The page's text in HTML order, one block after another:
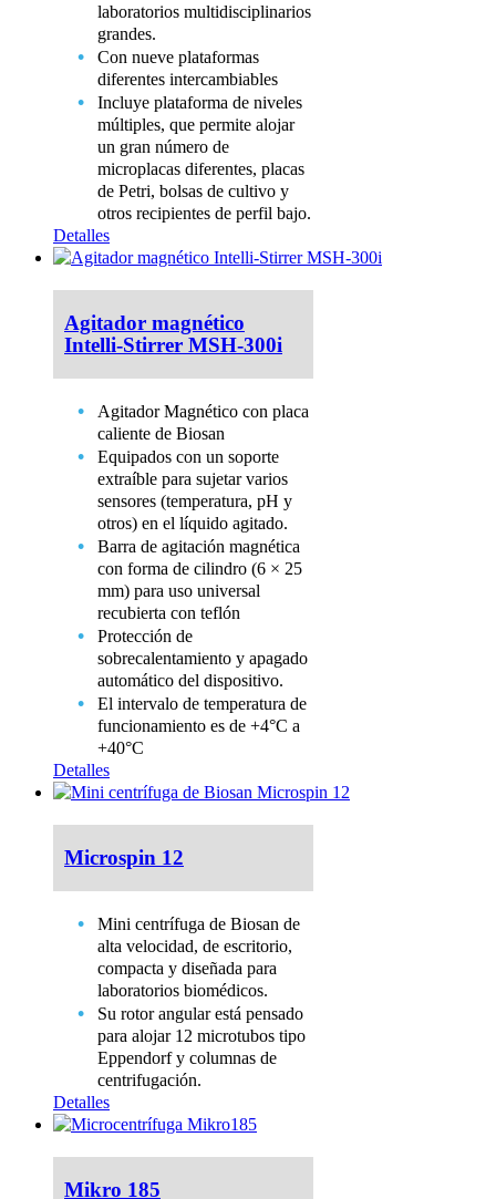
laboratorios multidisciplinarios
grandes.
Con nueve plataformas
diferentes intercambiables
Incluye plataforma de niveles
múltiples, que permite alojar
un gran número de
microplacas diferentes, placas
de Petri, bolsas de cultivo y
otros recipientes de perfil bajo.
Detalles
Agitador magnético
Intelli-Stirrer MSH-300i
Agitador Magnético con placa
caliente de Biosan
Equipados con un soporte
extraíble para sujetar varios
sensores (temperatura, pH y
otros) en el líquido agitado.
Barra de agitación magnética
con forma de cilindro (6 × 25
mm) para uso universal
recubierta con teflón
Protección de
sobrecalentamiento y apagado
automático del dispositivo.
El intervalo de temperatura de
funcionamiento es de +4°С a
+40°С
Detalles
Microspin 12
Mini centrífuga de Biosan de
alta velocidad, de escritorio,
compacta y diseñada para
laboratorios biomédicos.
Su rotor angular está pensado
para alojar 12 microtubos tipo
Eppendorf y columnas de
centrifugación.
Detalles
Mikro 185